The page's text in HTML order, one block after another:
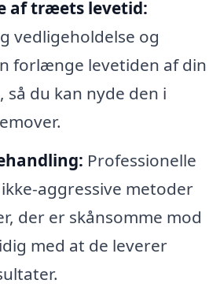
af træets levetid:
vedligeholdelse og
forlænge levetiden af din
du kan nyde den i
Professionelle
aggressive metoder
der er skånsomme mod
med at de leverer